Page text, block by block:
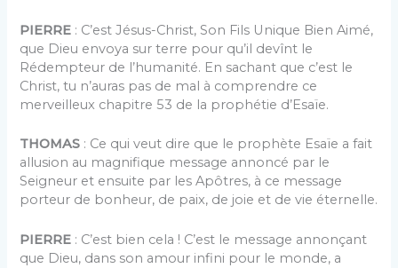
PIERRE : C’est Jésus-Christ, Son Fils Unique Bien Aimé,
que Dieu envoya sur terre pour qu’il devînt le
Rédempteur de l’humanité. En sachant que c’est le
Christ, tu n’auras pas de mal à comprendre ce
merveilleux chapitre 53 de la prophétie d’Esaïe.
THOMAS : Ce qui veut dire que le prophète Esaïe a fait
allusion au magnifique message annoncé par le
Seigneur et ensuite par les Apôtres, à ce message
porteur de bonheur, de paix, de joie et de vie éternelle.
PIERRE : C’est bien cela ! C’est le message annonçant
que Dieu, dans son amour infini pour le monde, a